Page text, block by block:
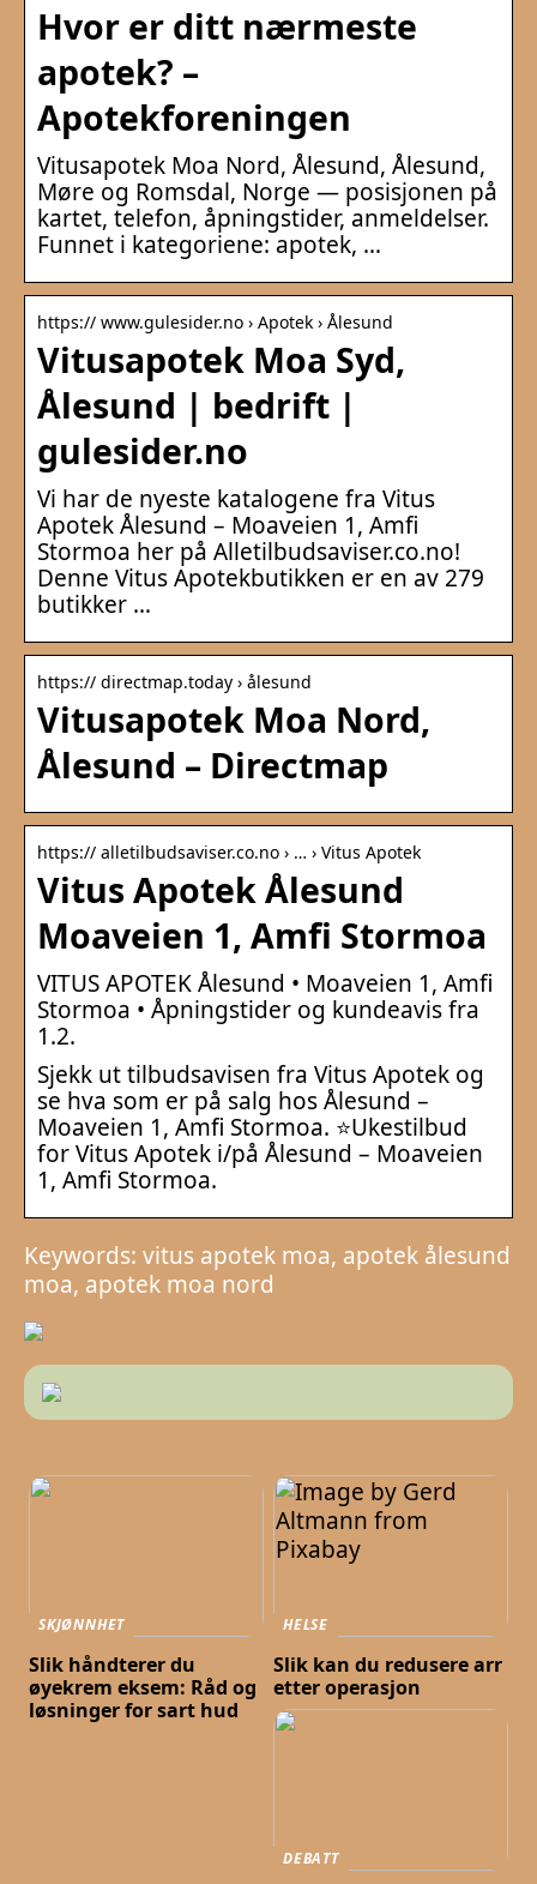
Hvor er ditt nærmeste
apotek? –
Apotekforeningen
Vitusapotek Moa Nord, Ålesund, Ålesund,
Møre og Romsdal, Norge — posisjonen på
kartet, telefon, åpningstider, anmeldelser.
Funnet i kategoriene: apotek, …
https:// www.gulesider.no › Apotek › Ålesund
Vitusapotek Moa Syd,
Ålesund | bedrift |
gulesider.no
Vi har de nyeste katalogene fra Vitus
Apotek Ålesund – Moaveien 1, Amfi
Stormoa her på Alletilbudsaviser.co.no!
Denne Vitus Apotekbutikken er en av 279
butikker …
https:// directmap.today › ålesund
Vitusapotek Moa Nord,
Ålesund – Directmap
https:// alletilbudsaviser.co.no › … › Vitus Apotek
Vitus Apotek Ålesund
Moaveien 1, Amfi Stormoa
VITUS APOTEK Ålesund • Moaveien 1, Amfi
Stormoa • Åpningstider og kundeavis fra
1.2.
Sjekk ut tilbudsavisen fra Vitus Apotek og
se hva som er på salg hos Ålesund –
Moaveien 1, Amfi Stormoa. ⭐Ukestilbud
for Vitus Apotek i/på Ålesund – Moaveien
1, Amfi Stormoa.
Keywords: vitus apotek moa, apotek ålesund
moa, apotek moa nord
SKJØNNHET
Slik håndterer du
øyekrem eksem: Råd og
løsninger for sart hud
HELSE
Slik kan du redusere arr
etter operasjon
DEBATT